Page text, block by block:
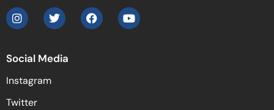
Social Media
Instagram
Twitter